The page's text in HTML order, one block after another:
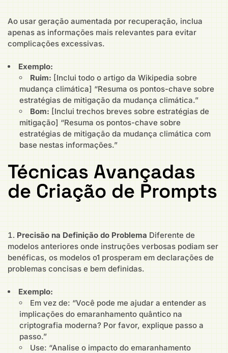
Ao usar geração aumentada por recuperação, inclua
apenas as informações mais relevantes para evitar
complicações excessivas.
Exemplo:
Ruim: [Inclui todo o artigo da Wikipedia sobre
mudança climática] “Resuma os pontos-chave sobre
estratégias de mitigação da mudança climática.”
Bom: [Inclui trechos breves sobre estratégias de
mitigação] “Resuma os pontos-chave sobre
estratégias de mitigação da mudança climática com
base nestas informações.”
Técnicas Avançadas
de Criação de Prompts
Precisão na Definição do Problema Diferente de
modelos anteriores onde instruções verbosas podiam ser
benéficas, os modelos o1 prosperam em declarações de
problemas concisas e bem definidas.
Exemplo:
Em vez de: “Você pode me ajudar a entender as
implicações do emaranhamento quântico na
criptografia moderna? Por favor, explique passo a
passo.”
Use: “Analise o impacto do emaranhamento